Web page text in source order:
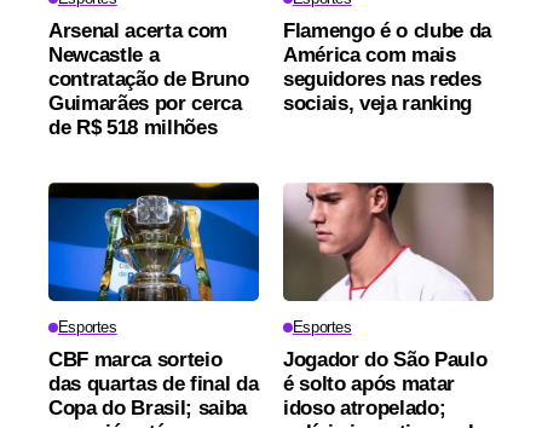
Arsenal acerta com
Newcastle a
contratação de Bruno
Guimarães por cerca
de R$ 518 milhões
Flamengo é o clube da
América com mais
seguidores nas redes
sociais, veja ranking
Esportes
CBF marca sorteio
das quartas de final da
Copa do Brasil; saiba
Esportes
Jogador do São Paulo
é solto após matar
idoso atropelado;